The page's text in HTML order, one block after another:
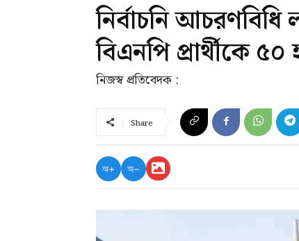
নির্বাচনি
বিএনপি প্রার্থীকে
নিজস্ব প্রতিবেদক :
Share
অ+ অ−